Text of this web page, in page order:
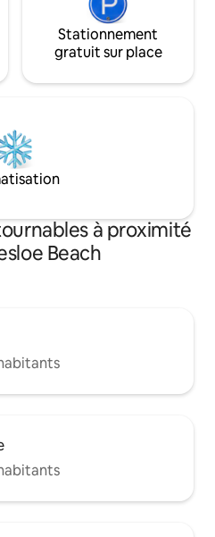
Stationnement
gratuit sur place
à proximité
Beach